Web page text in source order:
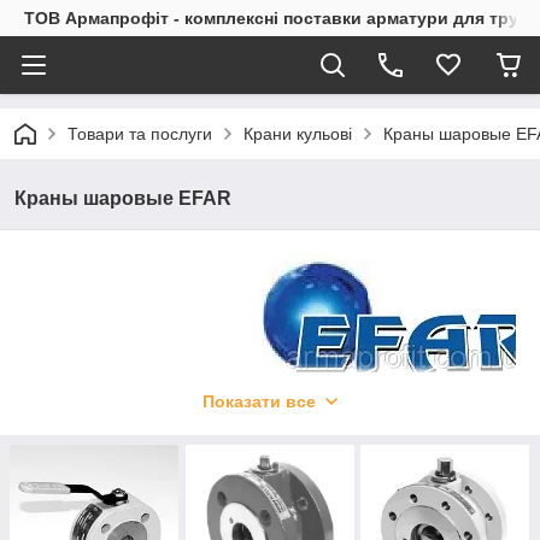
ТОВ Армапрофіт - комплексні поставки арматури для
Товари та послуги Крани кульові Краны шаровые
Краны шаровые EFAR
Компанія «Efar», заснована в 1991 році, є ексклюзивним
трубопровідної запірної арматури «Efawa», використовуваної
в газовій і нафтовій промисловості, водного і
теплоенергетичної галузі та харчової промисловості.
Продукція компанії займає провідне місце як в Польщі, так і в
Показати все